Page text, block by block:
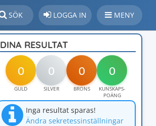
SÖK LOGGA IN MENY
DINA RESULTAT
0 0 0 0
GULD SILVER BRONS
KUNSKAPS-
POÄNG
Inga resultat sparas!
Ändra sekretessinställningar